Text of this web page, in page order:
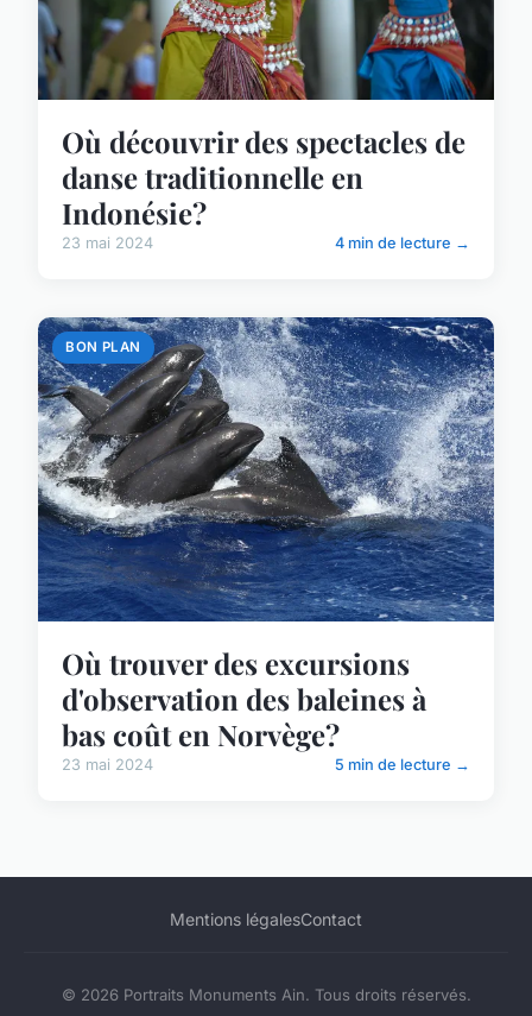
Où découvrir des spectacles de
danse traditionnelle en
Indonésie?
23 mai 2024 4 min de lecture →
BON PLAN
Où trouver des excursions
d'observation des baleines à
bas coût en Norvège?
23 mai 2024 5 min de lecture →
Mentions légalesContact
© 2026 Portraits Monuments Ain. Tous droits réservés.